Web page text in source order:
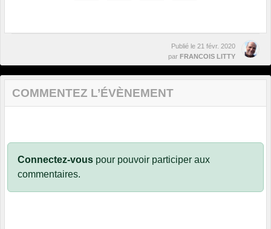
Publié le 21 févr. 2020
par FRANCOIS LITTY
COMMENTEZ L’ÉVÈNEMENT
Connectez-vous pour pouvoir participer aux
commentaires.